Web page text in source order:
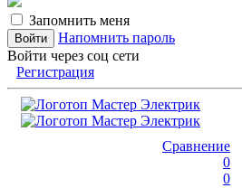
Запомнить меня
Напомнить пароль
Войти через соц сети
Регистрация
Сравнение
0
0